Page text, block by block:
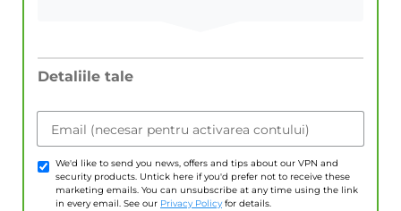
Detaliile tale
Email (necesar pentru activarea contului)
We'd like to send you news, offers and tips about our VPN and
security products. Untick here if you'd prefer not to receive these
marketing emails. You can unsubscribe at any time using the link
in every email. See our Privacy Policy for details.